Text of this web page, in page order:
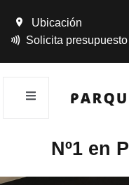
Ubicación
Solicita presupuesto
Nº1 en